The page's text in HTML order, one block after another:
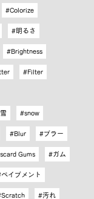
Colorize
明るさ
Brightness
Filter
雪 snow
Blur ブラー
Gums ガム
ペイブメント
Scratch 汚れ